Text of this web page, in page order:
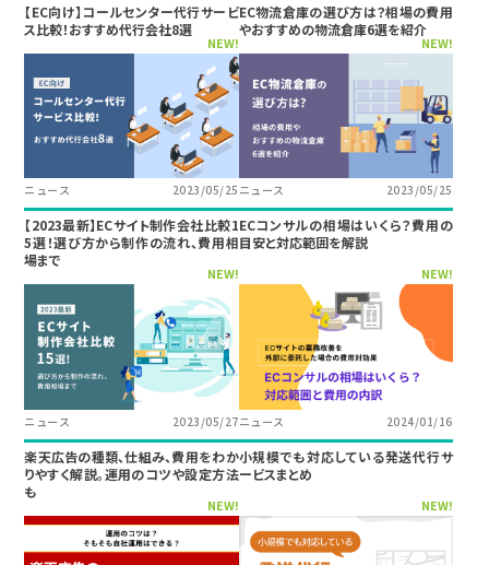
【EC向け】コールセンター代行サービ
ス比較！おすすめ代行会社8選
NEW!
ニュース 2023/05/25
EC物流倉庫の選び方は？相場の費用
やおすすめの物流倉庫6選を紹介
NEW!
ニュース 2023/05/25
【2023最新】ECサイト制作会社比較1
5選！選び方から制作の流れ、費用相
場まで
NEW!
ニュース 2023/05/27
ECコンサルの相場はいくら？費用の
目安と対応範囲を解説
NEW!
ニュース 2024/01/16
楽天広告の種類、仕組み、費用をわか
りやすく解説。運用のコツや設定方法
も
NEW!
小規模でも対応している発送代行サ
ービスまとめ
NEW!